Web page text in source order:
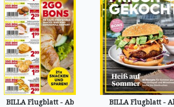
BILLA Flugblatt - Ab
BILLA Flugblatt -